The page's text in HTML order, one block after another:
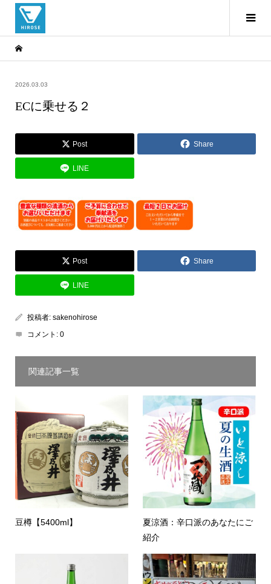
2026.03.03
ECに乗せる２
Post Share
LINE
Post Share
LINE
投稿者: sakenohirose
コメント: 0
関連記事一覧
豆樽【5400ml】
夏涼酒：辛口派のあなたにご
紹介